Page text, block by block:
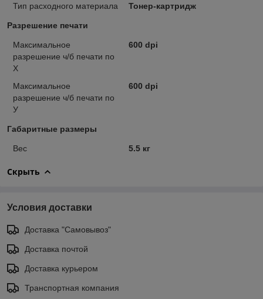
Тип расходного материала
Тонер-картридж
Разрешение печати
Максимальное
разрешение ч/б печати по
Х
600 dpi
Максимальное
разрешение ч/б печати по
У
600 dpi
Габаритные размеры
Вес 5.5 кг
Скрыть
Условия доставки
Доставка "Самовывоз"
Доставка почтой
Доставка курьером
Транспортная компания